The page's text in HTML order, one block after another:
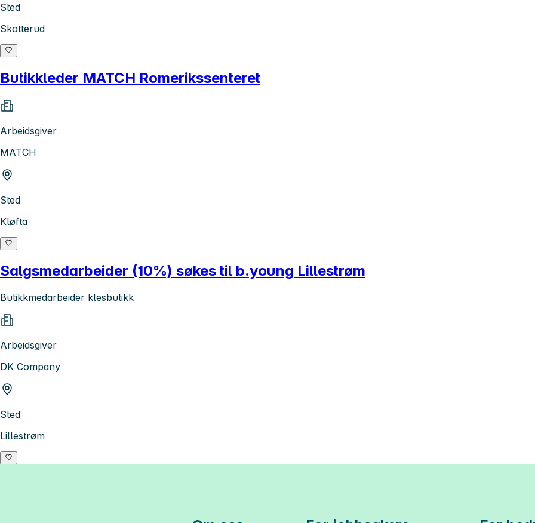
Sted
Skotterud
Butikkleder MATCH Romerikssenteret
Arbeidsgiver
MATCH
Sted
Kløfta
Salgsmedarbeider (10%) søkes til b.young Lillestrøm
Butikkmedarbeider klesbutikk
Arbeidsgiver
DK Company
Sted
Lillestrøm